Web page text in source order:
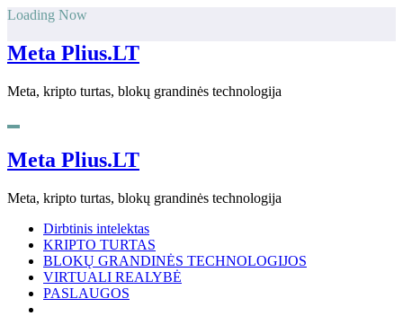
Skip
content
Loading Now
Meta Plius.LT
Meta, kripto turtas, blokų grandinės technologija
Meta Plius.LT
Meta, kripto turtas, blokų grandinės technologija
Dirbtinis intelektas
KRIPTO TURTAS
BLOKŲ GRANDINĖS TECHNOLOGIJOS
VIRTUALI REALYBĖ
PASLAUGOS